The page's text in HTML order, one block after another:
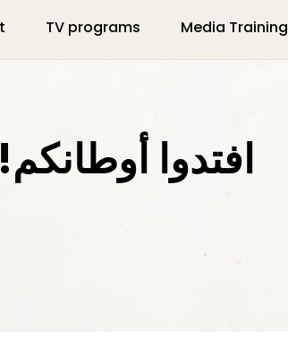
TV programs Media Training
افتدوا